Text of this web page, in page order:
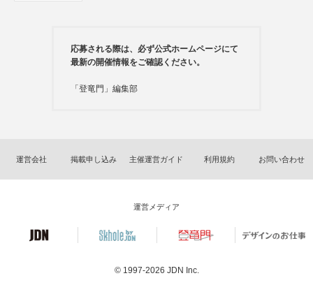
応募される際は、必ず公式ホームページにて
最新の開催情報をご確認ください。
「登竜門」編集部
運営会社 掲載申し込み 主催運営ガイド 利用規約 お問い合わせ
運営メディア
© 1997-2026 JDN Inc.